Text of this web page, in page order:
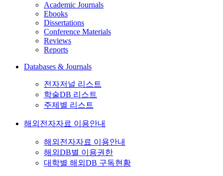
Academic Journals
Ebooks
Dissertations
Conference Materials
Reviews
Reports
Databases & Journals
전자저널 리스트
학술DB 리스트
주제별 리스트
해외전자자료 이용안내
해외전자자료 이용안내
해외DB별 이용권한
대학별 해외DB 구독현황